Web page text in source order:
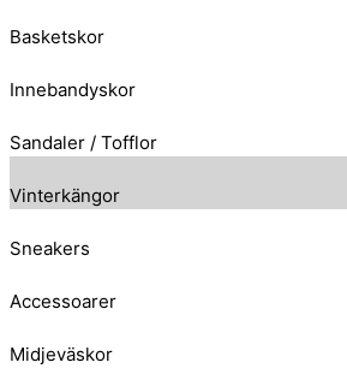
Basketskor
Innebandyskor
Sandaler / Tofflor
Vinterkängor
Sneakers
Accessoarer
Midjeväskor